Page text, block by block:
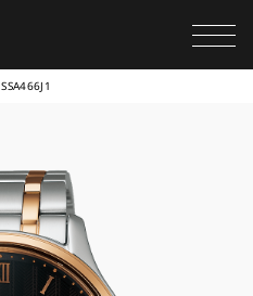
SSA466J1